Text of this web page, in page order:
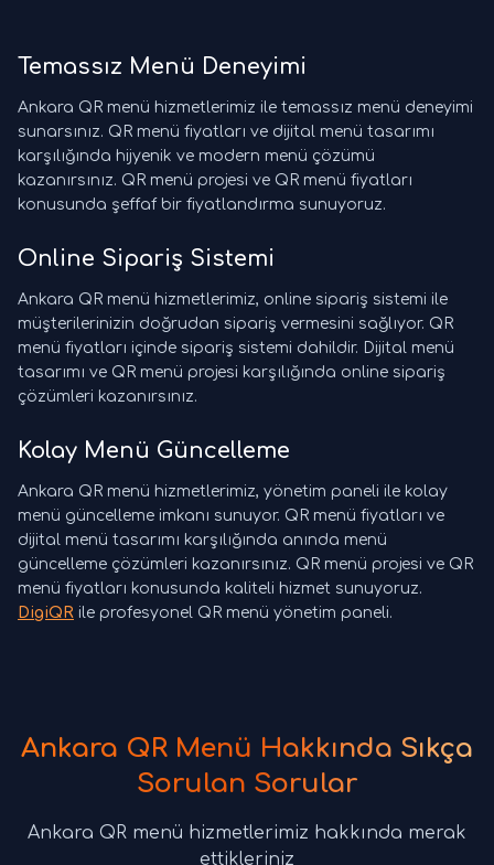
Temassız Menü Deneyimi
Ankara QR menü hizmetlerimiz ile temassız menü deneyimi
sunarsınız. QR menü fiyatları ve dijital menü tasarımı
karşılığında hijyenik ve modern menü çözümü
kazanırsınız. QR menü projesi ve QR menü fiyatları
konusunda şeffaf bir fiyatlandırma sunuyoruz.
Online Sipariş Sistemi
Ankara QR menü hizmetlerimiz, online sipariş sistemi ile
müşterilerinizin doğrudan sipariş vermesini sağlıyor. QR
menü fiyatları içinde sipariş sistemi dahildir. Dijital menü
tasarımı ve QR menü projesi karşılığında online sipariş
çözümleri kazanırsınız.
Kolay Menü Güncelleme
Ankara QR menü hizmetlerimiz, yönetim paneli ile kolay
menü güncelleme imkanı sunuyor. QR menü fiyatları ve
dijital menü tasarımı karşılığında anında menü
güncelleme çözümleri kazanırsınız. QR menü projesi ve QR
menü fiyatları konusunda kaliteli hizmet sunuyoruz.
DigiQR ile profesyonel QR menü yönetim paneli.
Ankara QR Menü Hakkında Sıkça
Sorulan Sorular
Ankara QR menü hizmetlerimiz hakkında merak
ettikleriniz